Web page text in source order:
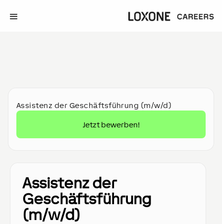
Assistenz der Geschäftsführung (m/w/d)
Jetzt bewerben!
Assistenz der
Geschäftsführung
(m/w/d)